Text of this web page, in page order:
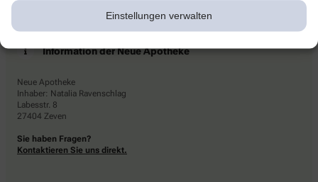
Einstellungen verwalten
Information der Neue Apotheke
Neue Apotheke
Inhaber: Natalia Ravenschlag
Labesstr. 8
27404 Zeven
Sie haben Fragen?
Kontaktieren Sie uns direkt.